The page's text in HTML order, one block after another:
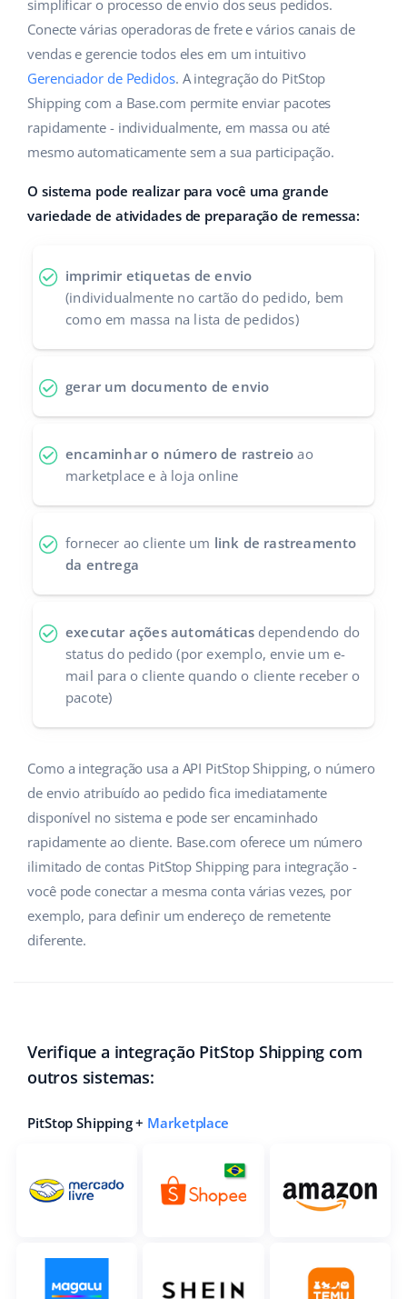
Gestão de Envios
Automação do fluxo de trabalho
Base Connect
IA para ecommerce
Base Analytics
Casa e jardim
Produtos infantis
Eletrônicos
Peças automotivas
Saúde e beleza
Ajuda
Academy
Blog
Auditoria de contas
Calculadora de benefícios
Colaboração e parcerias
english (US)
english (GB)
english (IN)
deutsch
Ελληνικά
español (AR)
español (MX)
Français
Italiano
português (BR)
中文
simplificar o processo de envio dos seus pedidos.
Conecte várias operadoras de frete e vários canais de
vendas e gerencie todos eles em um intuitivo
Gerenciador de Pedidos. A integração do PitStop
Shipping com a Base.com permite enviar pacotes
rapidamente - individualmente, em massa ou até
mesmo automaticamente sem a sua participação.
O sistema pode realizar para você uma grande
variedade de atividades de preparação de remessa:
imprimir etiquetas de envio
(individualmente no cartão do pedido, bem
como em massa na lista de pedidos)
gerar um documento de envio
encaminhar o número de rastreio ao
marketplace e à loja online
fornecer ao cliente um link de rastreamento
da entrega
executar ações automáticas dependendo do
status do pedido (por exemplo, envie um e-
mail para o cliente quando o cliente receber o
pacote)
Como a integração usa a API PitStop Shipping, o número
de envio atribuído ao pedido fica imediatamente
disponível no sistema e pode ser encaminhado
rapidamente ao cliente. Base.com oferece um número
ilimitado de contas PitStop Shipping para integração -
você pode conectar a mesma conta várias vezes, por
exemplo, para definir um endereço de remetente
diferente.
Verifique a integração PitStop Shipping com
outros sistemas:
PitStop Shipping + Marketplace